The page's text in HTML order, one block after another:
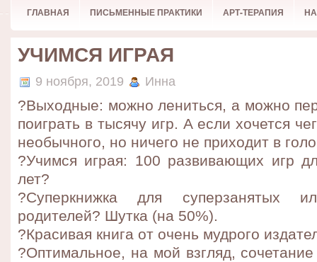
ГЛАВНАЯ ПИСЬМЕННЫЕ ПРАКТИКИ АРТ-ТЕРАПИЯ
УЧИМСЯ ИГРАЯ
9 ноября, 2019 Инна
?Выходные: можно лениться, а можно
поиграть в тысячу игр. А если хочется
необычного, но ничего не приходит в
?Учимся играя: 100 развивающих игр
лет?
?Суперкнижка для суперзанятых
родителей? Шутка (на 50%).
?Красивая книга от очень мудрого
?Оптимальное, на мой взгляд,